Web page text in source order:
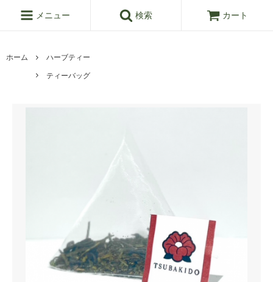
メニュー 検索 カート
ホーム ハーブティー
ティーバッグ